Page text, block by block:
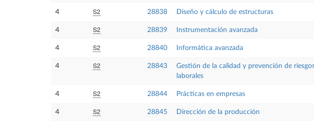
4 S2 28838 Diseño y cálculo de estructuras
4 S2 28839 Instrumentación avanzada
4 S2 28840 Informática avanzada
4 S2 28843
Gestión de la calidad y prevención de
laborales
4 S2 28844 Prácticas en empresas
4 S2 28845 Dirección de la producción